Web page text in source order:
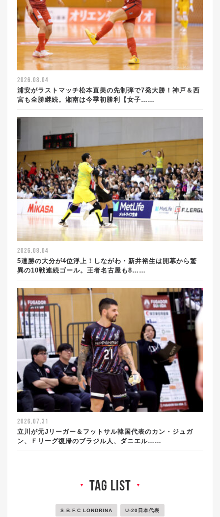
2026.08.04
浦安がラストマッチ松本直美の先制弾で7発大勝！神戸＆西
宮も全勝継続。湘南は今季初勝利【女子……
2026.08.04
5連勝の大分が4位浮上！しながわ・新井裕生は開幕から驚
異の10戦連続ゴール。王者名古屋も8……
2026.07.31
立川が元Jリーガー＆フットサル韓国代表のカン・ジュガ
ン、Ｆリーグ復帰のブラジル人、ダニエル……
▼ tag list ▼
S.B.F.C LONDRINA U-20日本代表